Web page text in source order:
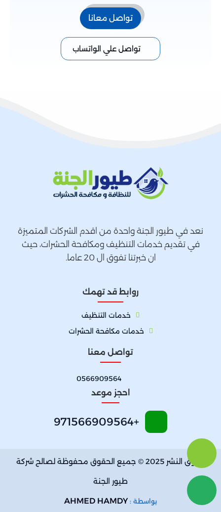
تواصل معانا
تواصل علي الواتساب
نعد في طيور الجنة واحدة من اقدم الشركات المتميزة
في تقديم خدمات التنظيف ومكافحة الحشرات، حيث
ان خبرتنا تفوق ال 20 عاما.
روابط قد تهمك
خدمات التنظيف
خدمات مكافحة الحشرات
تواصل معنا
0566909564
احجز موعد
+971566909564
حقوق النشر 2025 © جميع الحقوق محفوظة لصالح شركة
طيور الجنة
بواسطة : AHMED HAMDY